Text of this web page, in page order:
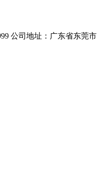
公司地址：广东省东莞市